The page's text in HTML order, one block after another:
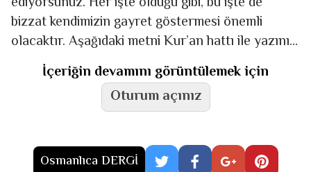
bizzat kendimizin gayret göstermesi önemli
olacaktır. Aşağıdaki metni Kur’an hattı ile yazınız.
Aşağıdaki kelimeler
İçeriğin devamını görüntülemek için
Oturum açınız
Osmanlıca DERGİ